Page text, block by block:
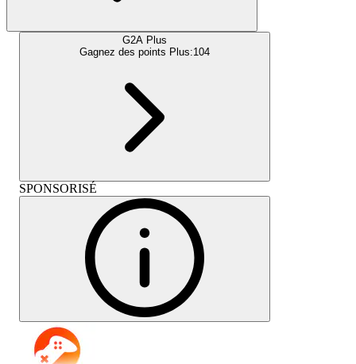
G2A Plus
Gagnez des points Plus:104
SPONSORISÉ